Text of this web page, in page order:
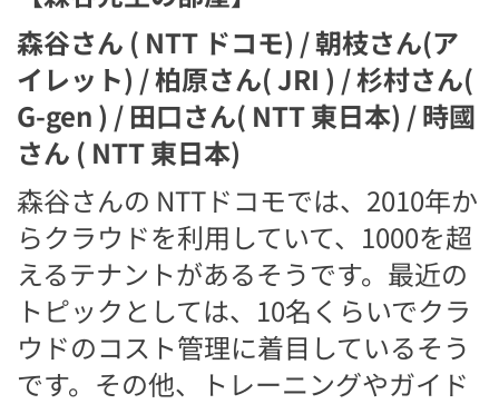
森谷さん ( NTT ドコモ) / 朝枝さん(ア
イレット) / 柏原さん( JRI ) / 杉村さん(
G-gen ) / 田口さん( NTT 東日本) / 時國
さん ( NTT 東日本)
森谷さんの NTTドコモでは、2010年か
らクラウドを利用していて、1000を超
えるテナントがあるそうです。最近の
トピックとしては、10名くらいでクラ
ウドのコスト管理に着目しているそう
です。 その他、トレーニングやガイド